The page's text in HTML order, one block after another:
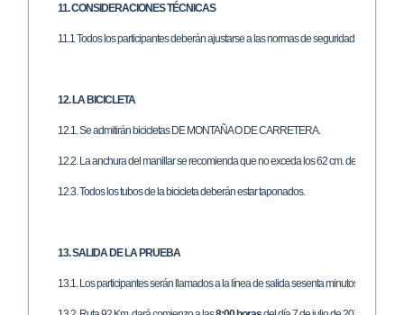
11. CONSIDERACIONES TÉCNICAS
11.1 Todos los participantes deberán ajustarse a las normas de seguridad
12. LA BICICLETA
12.1. Se admitirán bicicletas DE MONTAÑA O DE CARRETERA.
12.2. La anchura del manillar se recomienda que no exceda los 62 cm. de ancho, si
12.3. Todos los tubos de la bicicleta deberán estar taponados.
13. SALIDA DE LA PRUEBA
13.1. Los participantes serán llamados a la línea de salida sesenta minutos antes de